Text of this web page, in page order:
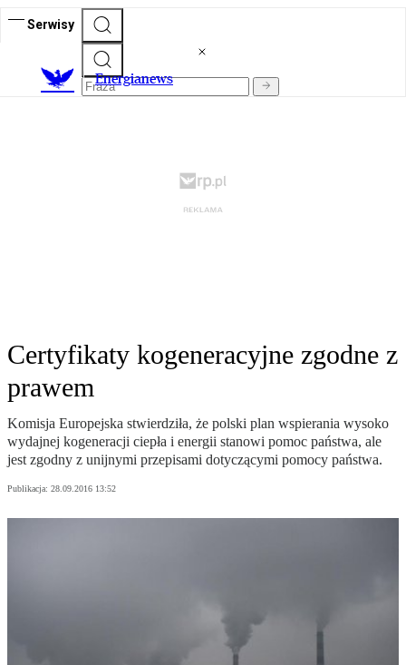
Serwisy
Energianews
Certyfikaty kogeneracyjne zgodne z
prawem
Komisja Europejska stwierdziła, że polski plan wspierania wysoko
wydajnej kogeneracji ciepła i energii stanowi pomoc państwa, ale
jest zgodny z unijnymi przepisami dotyczącymi pomocy państwa.
Publikacja: 28.09.2016 13:52